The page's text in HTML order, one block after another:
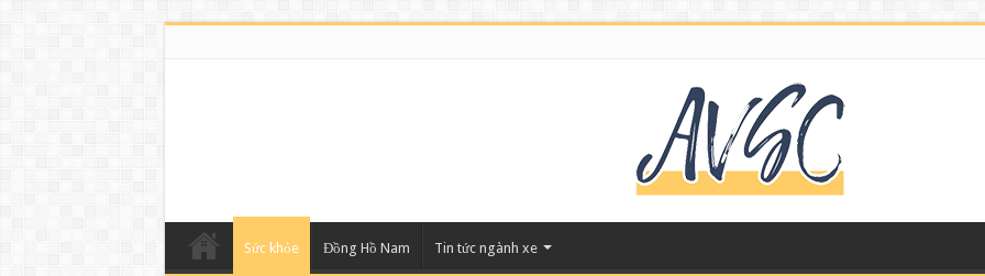
Sức khỏe Đồng Hồ Nam Tin tức ngành xe